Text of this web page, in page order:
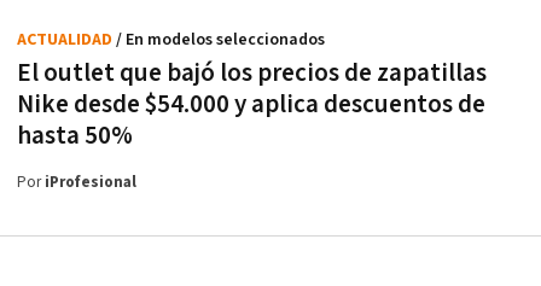
El outlet que bajó los precios de zapatillas
Nike desde $54.000 y aplica descuentos de
hasta 50%
ACTUALIDAD / En modelos seleccionados
PoriProfesional